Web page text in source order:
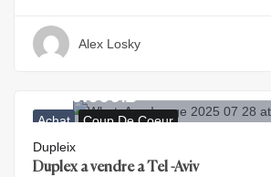
Alex Losky
Achat Coup De Coeur
6.100.000₪
Dupleix
Duplex a vendre a Tel -Aviv